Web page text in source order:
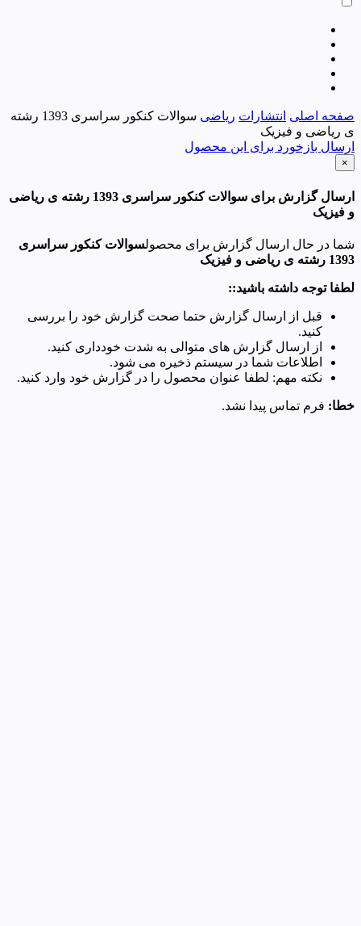
صفحه اصلی انتشارات ریاضی
سوالات کنکور سراسری 1393 رشته
ی ریاضی و فیزیک
ارسال بازخورد برای این محصول
×
ارسال گزارش برای سوالات کنکور سراسری 1393 رشته ی ریاضی
و فیزیک
شما در حال ارسال گزارش برای محصولسوالات کنکور سراسری
1393 رشته ی ریاضی و فیزیک
لطفا توجه داشته باشید::
قبل از ارسال گزارش حتما صحت گزارش خود را بررسی
کنید.
از ارسال گزارش های متوالی به شدت خودداری کنید.
اطلاعات شما در سیستم ذخیره می شود.
نکته مهم: لطفا عنوان محصول را در گزارش خود وارد کنید.
خطا: فرم تماس پیدا نشد.